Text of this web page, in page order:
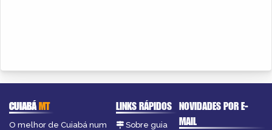
CUIABÁMT
O melhor de Cuiabá num
LINKS RÁPIDOS
Sobre guia
NOVIDADES POR E-
MAIL